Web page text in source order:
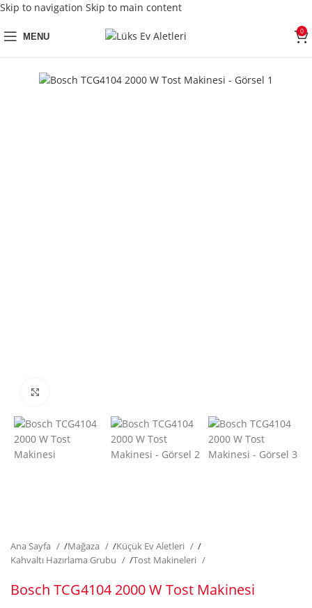
Skip to navigation Skip to main content
MENU 0
Ana Sayfa /Mağaza /Küçük Ev Aletleri
/
Kahvaltı Hazırlama Grubu
/Tost Makineleri
Bosch TCG4104 2000 W Tost Makinesi